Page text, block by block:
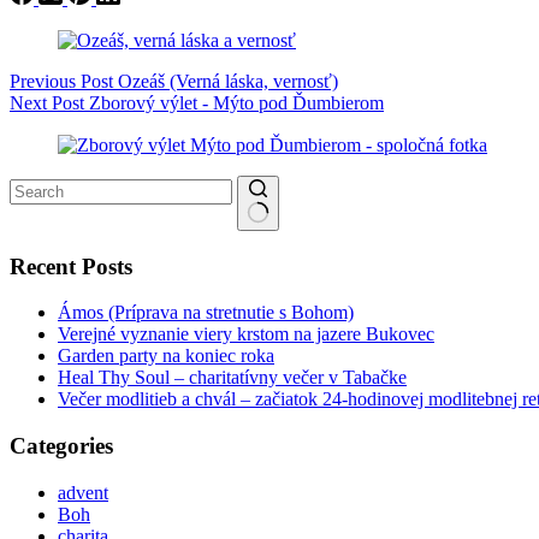
Previous Post Ozeáš (Verná láska, vernosť)
Next Post Zborový výlet - Mýto pod Ďumbierom
Recent Posts
Ámos (Príprava na stretnutie s Bohom)
Verejné vyznanie viery krstom na jazere Bukovec
Garden party na koniec roka
Heal Thy Soul – charitatívny večer v Tabačke
Večer modlitieb a chvál – začiatok 24-hodinovej modlitebnej
Categories
advent
Boh